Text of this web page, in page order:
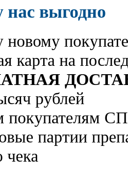
нас выгодно
новому
карта на
рублей
покупателям
партии
чека